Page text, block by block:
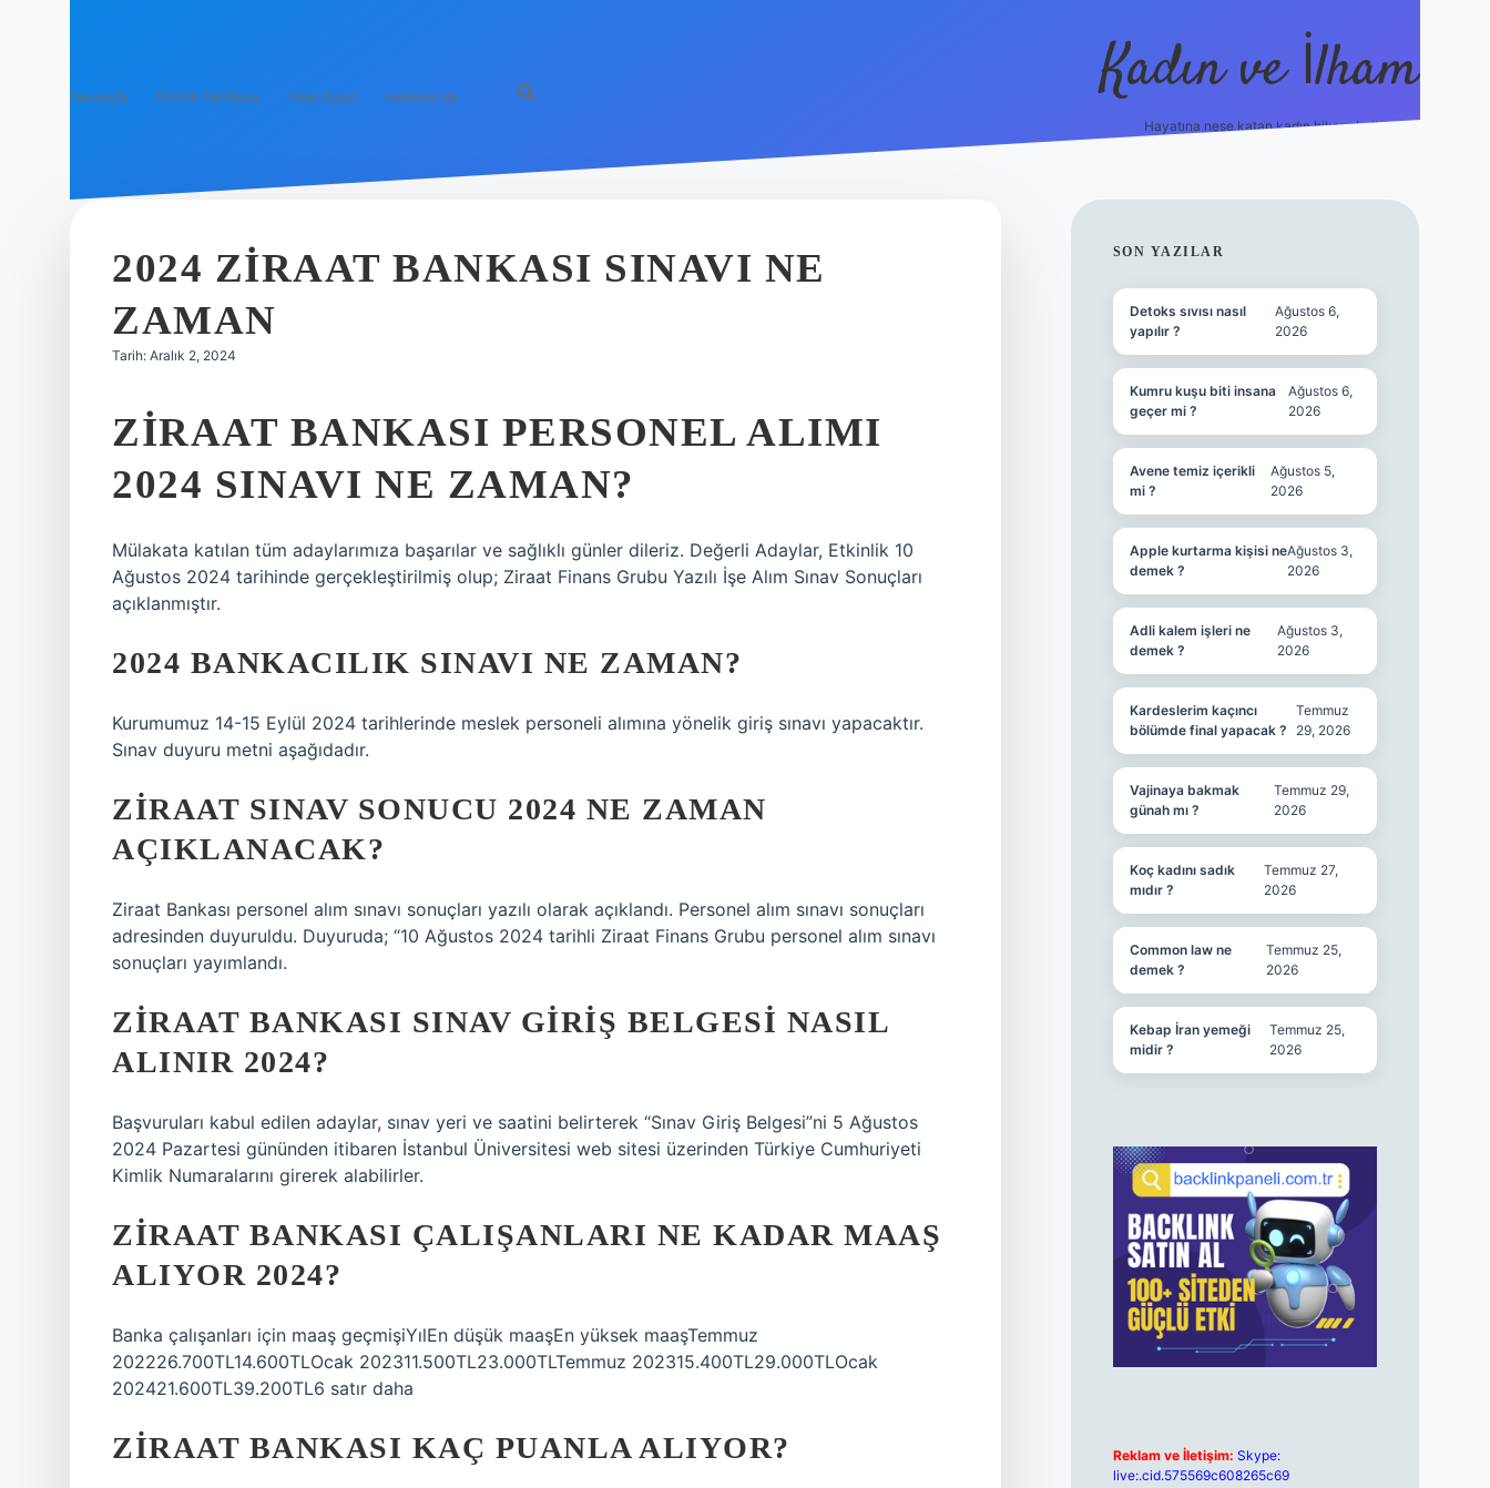
Anasayfa Gizlilik Politikası Yasal Uyarı Hakkımızda Kadın ve İlham
Hayatına neşe katan kadın hikayeleri!
2024 ZIRAAT BANKASI SINAVI NE
ZAMAN
Tarih: Aralık 2, 2024
ZIRAAT BANKASI PERSONEL ALIMI
2024 SINAVI NE ZAMAN?
Mülakata katılan tüm adaylarımıza başarılar ve sağlıklı günler dileriz. Değerli Adaylar, Etkinlik 10
Ağustos 2024 tarihinde gerçekleştirilmiş olup; Ziraat Finans Grubu Yazılı İşe Alım Sınav Sonuçları
açıklanmıştır.
2024 BANKACILIK SINAVI NE ZAMAN?
Kurumumuz 14-15 Eylül 2024 tarihlerinde meslek personeli alımına yönelik giriş sınavı yapacaktır.
Sınav duyuru metni aşağıdadır.
ZIRAAT SINAV SONUCU 2024 NE ZAMAN
AÇIKLANACAK?
Ziraat Bankası personel alım sınavı sonuçları yazılı olarak açıklandı. Personel alım sınavı sonuçları
adresinden duyuruldu. Duyuruda; “10 Ağustos 2024 tarihli Ziraat Finans Grubu personel alım sınavı
sonuçları yayımlandı.
ZIRAAT BANKASI SINAV GIRIŞ BELGESI NASIL
ALINIR 2024?
Başvuruları kabul edilen adaylar, sınav yeri ve saatini belirterek “Sınav Giriş Belgesi”ni 5 Ağustos
2024 Pazartesi gününden itibaren İstanbul Üniversitesi web sitesi üzerinden Türkiye Cumhuriyeti
Kimlik Numaralarını girerek alabilirler.
ZIRAAT BANKASI ÇALIŞANLARI NE KADAR MAAŞ
ALIYOR 2024?
Banka çalışanları için maaş geçmişiYılEn düşük maaşEn yüksek maaşTemmuz
202226.700TL14.600TLOcak 202311.500TL23.000TLTemmuz 202315.400TL29.000TLOcak
202421.600TL39.200TL6 satır daha
ZIRAAT BANKASI KAÇ PUANLA ALIYOR?
SIDEBAR
SON YAZILAR
Detoks sıvısı nasıl
yapılır ?
Ağustos 6,
2026
Kumru kuşu biti insana
geçer mi ?
Ağustos 6,
2026
Avene temiz içerikli
mi ?
Ağustos 5,
2026
Apple kurtarma kişisi ne
demek ?
Ağustos 3,
2026
Adli kalem işleri ne
demek ?
Ağustos 3,
2026
Kardeslerim kaçıncı
bölümde final yapacak ?
Temmuz
29, 2026
Vajinaya bakmak
günah mı ?
Temmuz 29,
2026
Koç kadını sadık
mıdır ?
Temmuz 27,
2026
Common law ne
demek ?
Temmuz 25,
2026
Kebap İran yemeği
midir ?
Temmuz 25,
2026
Reklam ve İletişim: Skype:
live:.cid.575569c608265c69
hiltonbet https://